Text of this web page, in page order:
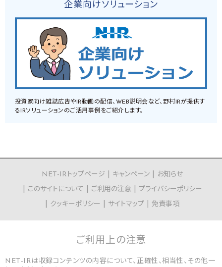
企業向けソリューション
投資家向け雑誌広告やIR動画の配信、WEB説明会など、野村IRが提供す
るIRソリューションのご活用事例をご紹介します。
NET-IRトップページ キャンペーン
お知らせ
このサイトについて
ご利用の注意
プライバシーポリシー
クッキーポリシー
サイトマップ 免責事項
ご利用上の注意
NET-IRは収録コンテンツの内容について、正確性、相当性、その他一